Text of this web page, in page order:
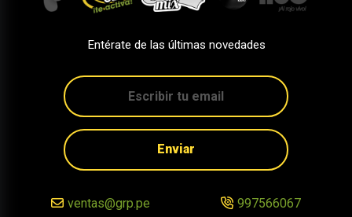
Entérate de las últimas novedades
Enviar
ventas@grp.pe 997566067